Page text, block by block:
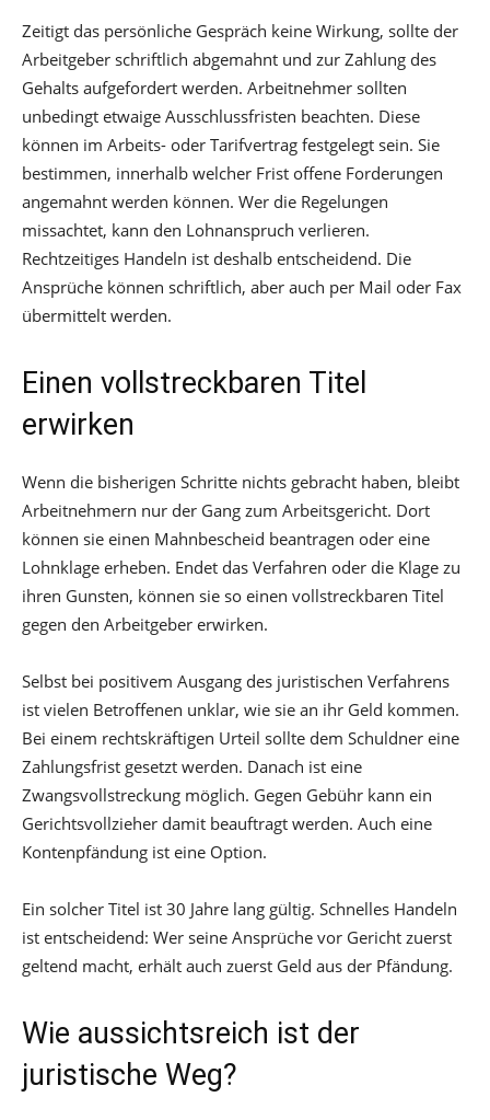
Zeitigt das persönliche Gespräch keine Wirkung, sollte der
Arbeitgeber schriftlich abgemahnt und zur Zahlung des
Gehalts aufgefordert werden. Arbeitnehmer sollten
unbedingt etwaige Ausschlussfristen beachten. Diese
können im Arbeits- oder Tarifvertrag festgelegt sein. Sie
bestimmen, innerhalb welcher Frist offene Forderungen
angemahnt werden können. Wer die Regelungen
missachtet, kann den Lohnanspruch verlieren.
Rechtzeitiges Handeln ist deshalb entscheidend. Die
Ansprüche können schriftlich, aber auch per Mail oder Fax
übermittelt werden.
Einen vollstreckbaren Titel
erwirken
Wenn die bisherigen Schritte nichts gebracht haben, bleibt
Arbeitnehmern nur der Gang zum Arbeitsgericht. Dort
können sie einen Mahnbescheid beantragen oder eine
Lohnklage erheben. Endet das Verfahren oder die Klage zu
ihren Gunsten, können sie so einen vollstreckbaren Titel
gegen den Arbeitgeber erwirken.
Selbst bei positivem Ausgang des juristischen Verfahrens
ist vielen Betroffenen unklar, wie sie an ihr Geld kommen.
Bei einem rechtskräftigen Urteil sollte dem Schuldner eine
Zahlungsfrist gesetzt werden. Danach ist eine
Zwangsvollstreckung möglich. Gegen Gebühr kann ein
Gerichtsvollzieher damit beauftragt werden. Auch eine
Kontenpfändung ist eine Option.
Ein solcher Titel ist 30 Jahre lang gültig. Schnelles Handeln
ist entscheidend: Wer seine Ansprüche vor Gericht zuerst
geltend macht, erhält auch zuerst Geld aus der Pfändung.
Wie aussichtsreich ist der
juristische Weg?